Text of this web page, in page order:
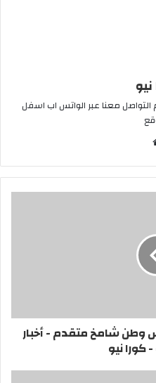
معنا عبر الواتس اب اسفل
شامخ متقدم - أخبار
نيو